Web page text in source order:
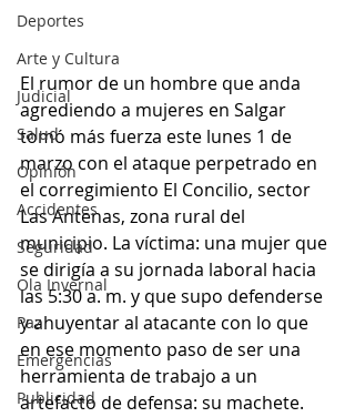
Deportes
Arte y Cultura
Judicial
Salud
Opinión
Accidentes
Seguridad
Ola Invernal
Paz
Emergencias
Publicidad
El rumor de un hombre que anda
agrediendo a mujeres en Salgar
tomó más fuerza este lunes 1 de
marzo con el ataque perpetrado en
el corregimiento El Concilio, sector
Las Antenas, zona rural del
municipio. La víctima: una mujer que
se dirigía a su jornada laboral hacia
las 5:30 a. m. y que supo defenderse
y ahuyentar al atacante con lo que
en ese momento paso de ser una
herramienta de trabajo a un
artefacto de defensa: su machete.